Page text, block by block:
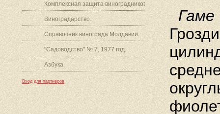
Комплексная защита виноградников.
Виноградарство.
Справочник винограда Молдавии.
"Садоводство" № 7, 1977 год.
Азбука
Вход для партнеров
Гаме